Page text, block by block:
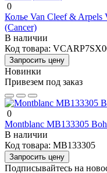
0
Колье Van Cleef & Arpels
(Cancer)
В наличии
Код товара:
Запросить цену
Новинки
Привезем под заказ
0
Montblanc MB133305
В наличии
Код товара: MB133305
Запросить цену
Подписывайтесь на